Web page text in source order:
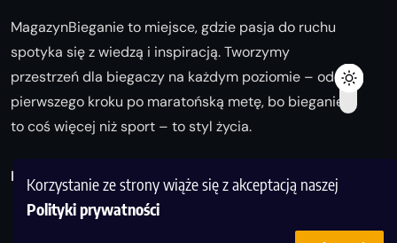
Korzystanie ze strony wiąże się z akceptacją naszej
Polityki prywatności
MagazynBieganie to miejsce, gdzie pasja do ruchu
spotyka się z wiedzą i inspiracją. Tworzymy
przestrzeń dla biegaczy na każdym poziomie – od
pierwszego kroku po maratońską metę, bo bieganie
to coś więcej niż sport – to styl życia.
Biegaj z nami i odkrywaj swoją najlepszą wersję!